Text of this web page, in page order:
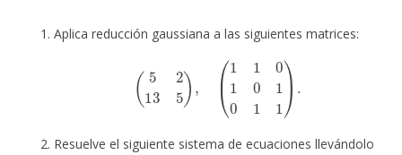
Aplica reducción gaussiana a las siguientes matrices:
01 1 1)
Resuelve el siguiente sistema de ecuaciones llevándolo